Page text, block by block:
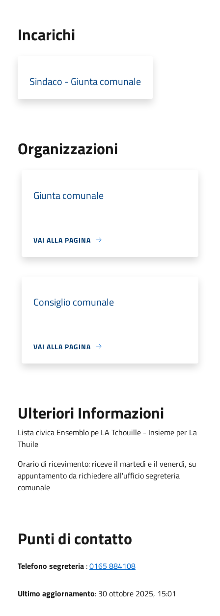
Incarichi
Sindaco - Giunta comunale
Organizzazioni
Giunta comunale
VAI ALLA PAGINA
Consiglio comunale
VAI ALLA PAGINA
Ulteriori Informazioni
Lista civica Ensemblo pe LA Tchouille - Insieme per La
Thuile
Orario di ricevimento: riceve il martedì e il venerdì, su
appuntamento da richiedere all'ufficio segreteria
comunale
Punti di contatto
Telefono segreteria :0165 884108
Ultimo aggiornamento: 30 ottobre 2025, 15:01